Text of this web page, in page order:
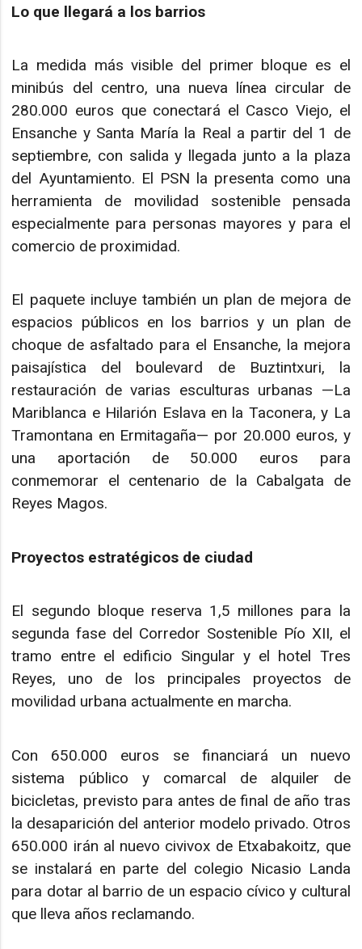
Lo que llegará a los barrios
La medida más visible del primer bloque es el
minibús del centro, una nueva línea circular de
280.000 euros que conectará el Casco Viejo, el
Ensanche y Santa María la Real a partir del 1 de
septiembre, con salida y llegada junto a la plaza
del Ayuntamiento. El PSN la presenta como una
herramienta de movilidad sostenible pensada
especialmente para personas mayores y para el
comercio de proximidad.
El paquete incluye también un plan de mejora de
espacios públicos en los barrios y un plan de
choque de asfaltado para el Ensanche, la mejora
paisajística del boulevard de Buztintxuri, la
restauración de varias esculturas urbanas —La
Mariblanca e Hilarión Eslava en la Taconera, y La
Tramontana en Ermitagaña— por 20.000 euros, y
una aportación de 50.000 euros para
conmemorar el centenario de la Cabalgata de
Reyes Magos.
Proyectos estratégicos de ciudad
El segundo bloque reserva 1,5 millones para la
segunda fase del Corredor Sostenible Pío XII, el
tramo entre el edificio Singular y el hotel Tres
Reyes, uno de los principales proyectos de
movilidad urbana actualmente en marcha.
Con 650.000 euros se financiará un nuevo
sistema público y comarcal de alquiler de
bicicletas, previsto para antes de final de año tras
la desaparición del anterior modelo privado. Otros
650.000 irán al nuevo civivox de Etxabakoitz, que
se instalará en parte del colegio Nicasio Landa
para dotar al barrio de un espacio cívico y cultural
que lleva años reclamando.